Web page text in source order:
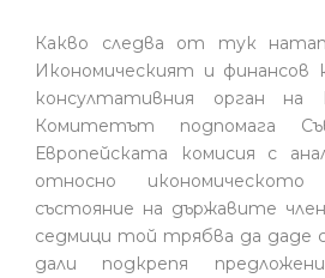
Какво следва от тук
Икономическият и
консултативния орган на
Комитетът подпомага
Европейската комисия с
относно
състояние на държавите
седмици той трябва да даде
дали подкрепя